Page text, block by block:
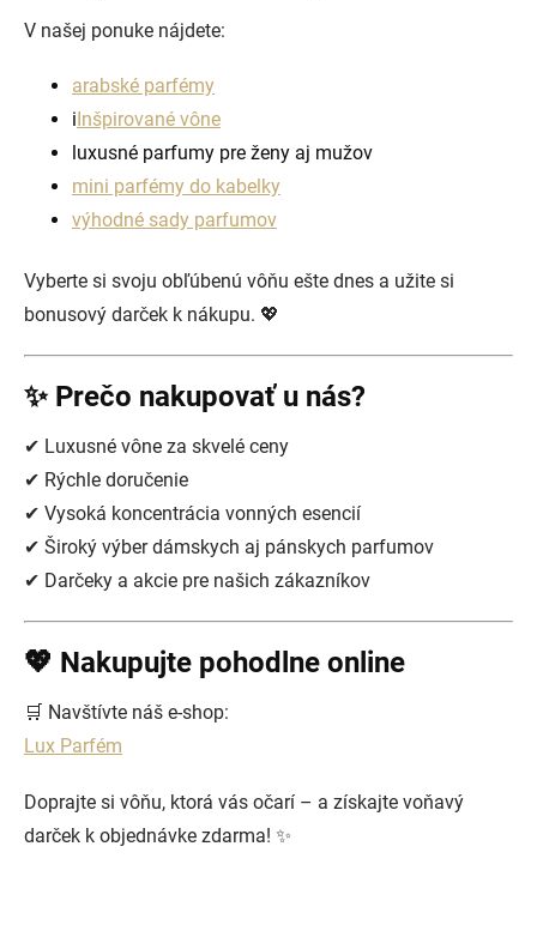
V našej ponuke nájdete:
arabské parfémy
i Inšpirované vône
luxusné parfumy pre ženy aj mužov
mini parfémy do kabelky
výhodné sady parfumov
Vyberte si svoju obľúbenú vôňu ešte dnes a užite si
bonusový darček k nákupu. 💖
✨ Prečo nakupovať u nás?
✔ Luxusné vône za skvelé ceny
✔ Rýchle doručenie
✔ Vysoká koncentrácia vonných esencií
✔ Široký výber dámskych aj pánskych parfumov
✔ Darčeky a akcie pre našich zákazníkov
💖 Nakupujte pohodlne online
🛒 Navštívte náš e-shop:
Lux Parfém
Doprajte si vôňu, ktorá vás očarí – a získajte voňavý
darček k objednávke zdarma! ✨